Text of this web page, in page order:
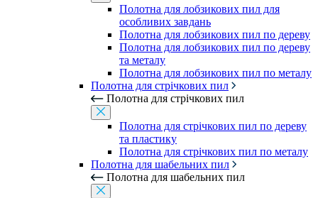
Полотна для лобзикових пил для
особливих завдань
Полотна для лобзикових пил по дереву
Полотна для лобзикових пил по дереву
та металу
Полотна для лобзикових пил по металу
Полотна для стрічкових пил
Полотна для стрічкових пил
Полотна для стрічкових пил по дереву
та пластику
Полотна для стрічкових пил по металу
Полотна для шабельних пил
Полотна для шабельних пил